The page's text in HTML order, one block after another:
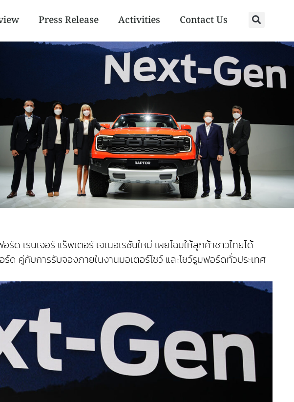
Press Release Activities Contact Us
ด เรนเจอร์ แร็พเตอร์ เจเนอเรชันใหม่ เผยโฉมให้ลูกค้าชาวไทยได้
คู่กับการรับจองภายในงานมอเตอร์โชว์ และโชว์รูมฟอร์ดทั่วประเทศ